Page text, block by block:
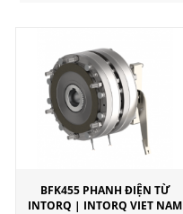
BFK455 PHANH ĐIỆN TỪ
INTORQ | INTORQ VIET NAM